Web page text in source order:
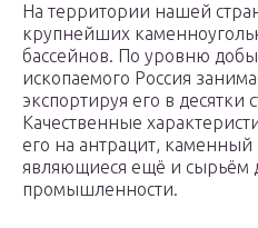
На территории нашей
крупнейших
бассейнов. По уровню
ископаемого Россия
экспортируя его в
Качественные
его на антрацит, каменный
являющиеся ещё и сырьём
промышленности.